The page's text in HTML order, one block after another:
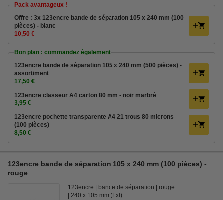
Pack avantageux !
Offre : 3x 123encre bande de séparation 105 x 240 mm (100
pièces) - blanc
10,50 €
Bon plan : commandez également
123encre bande de séparation 105 x 240 mm (500 pièces) -
assortiment
17,50 €
123encre classeur A4 carton 80 mm - noir marbré
3,95 €
123encre pochette transparente A4 21 trous 80 microns
(100 pièces)
8,50 €
123encre bande de séparation 105 x 240 mm (100 pièces) -
rouge
123encre bande de séparation
rouge
240 x 105 mm (Lxl)